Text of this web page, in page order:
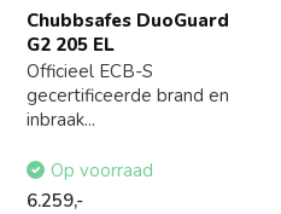
Chubbsafes DuoGuard
G2 205 EL
Officieel ECB-S
gecertificeerde brand en
inbraak...
Op voorraad
6.259,-